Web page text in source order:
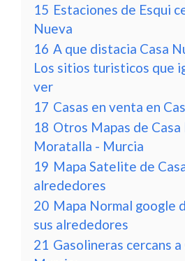
15 Estaciones de Esqui
Nueva
16 A que distacia Casa
Los sitios turisticos que
ver
17 Casas en venta en
18 Otros Mapas de Casa
Moratalla - Murcia
19 Mapa Satelite de
alrededores
20 Mapa Normal google
sus alrededores
21 Gasolineras cercans